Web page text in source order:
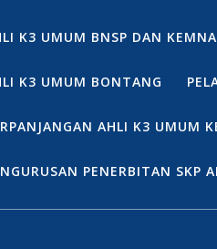
K3 UMUM BNSP DAN
K3 UMUM BONTANG
AHLI K3 UMUM
PENERBITAN SKP